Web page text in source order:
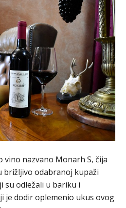
vino nazvano Monarh S, čija
brižljivo odabranoj kupaži
su odležali u bariku i
je dodir oplemenio ukus ovog